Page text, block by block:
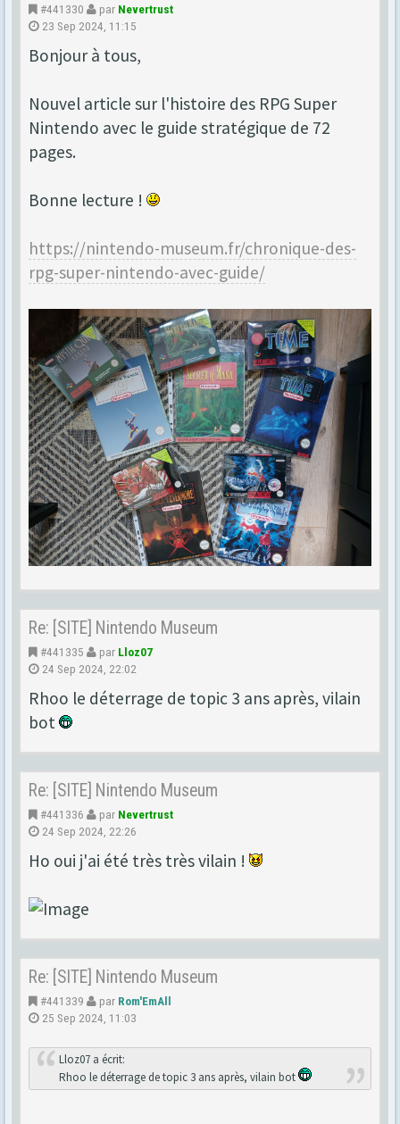
#441330 par Nevertrust
23 Sep 2024, 11:15
Bonjour à tous,
Nouvel article sur l'histoire des RPG Super
Nintendo avec le guide stratégique de 72
pages.
Bonne lecture !
https://nintendo-museum.fr/chronique-des-
rpg-super-nintendo-avec-guide/
Re: [SITE] Nintendo Museum
#441335 par Lloz07
24 Sep 2024, 22:02
Rhoo le déterrage de topic 3 ans après, vilain
bot
Re: [SITE] Nintendo Museum
#441336 par Nevertrust
24 Sep 2024, 22:26
Ho oui j'ai été très très vilain !
Re: [SITE] Nintendo Museum
#441339 par Rom'EmAll
25 Sep 2024, 11:03
Lloz07 a écrit:
Rhoo le déterrage de topic 3 ans après, vilain bot